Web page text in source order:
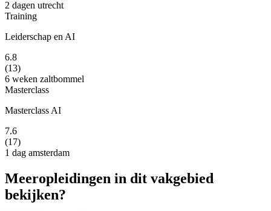
2 dagen utrecht
Training
Leiderschap en AI
6.8
(13)
6 weken zaltbommel
Masterclass
Masterclass AI
7.6
(17)
1 dag amsterdam
Meeropleidingen in dit vakgebied
bekijken?